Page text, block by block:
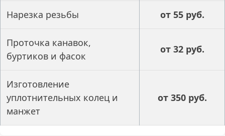
Нарезка резьбы от 55 руб.
Проточка канавок,
буртиков и фасок
от 32 руб.
Изготовление
уплотнительных колец и
манжет
от 350 руб.